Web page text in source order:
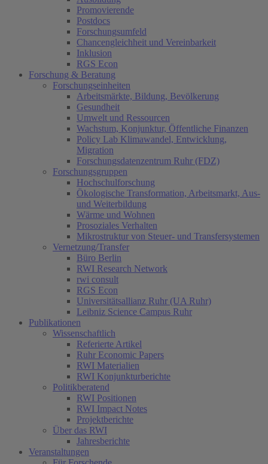
Promovierende
Postdocs
Forschungsumfeld
Chancengleichheit und Vereinbarkeit
Inklusion
RGS Econ
Forschung & Beratung
Forschungseinheiten
Arbeitsmärkte, Bildung, Bevölkerung
Gesundheit
Umwelt und Ressourcen
Wachstum, Konjunktur, Öffentliche Finanzen
Policy Lab Klimawandel, Entwicklung,
Migration
Forschungsdatenzentrum Ruhr (FDZ)
Forschungsgruppen
Hochschulforschung
Ökologische Transformation, Arbeitsmarkt, Aus-
und Weiterbildung
Wärme und Wohnen
Prosoziales Verhalten
Mikrostruktur von Steuer- und Transfersystemen
Vernetzung/Transfer
Büro Berlin
RWI Research Network
rwi consult
RGS Econ
Universitätsallianz Ruhr (UA Ruhr)
Leibniz Science Campus Ruhr
Publikationen
Wissenschaftlich
Referierte Artikel
Ruhr Economic Papers
RWI Materialien
RWI Konjunkturberichte
Politikberatend
RWI Positionen
RWI Impact Notes
Projektberichte
Über das RWI
Jahresberichte
Veranstaltungen